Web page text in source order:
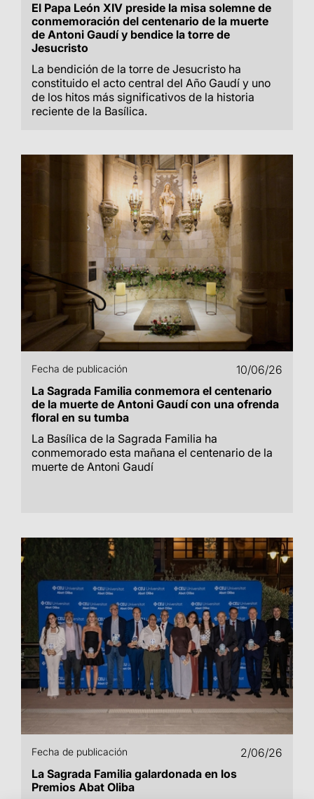
El Papa León XIV preside la misa solemne de
conmemoración del centenario de la muerte
de Antoni Gaudí y bendice la torre de
Jesucristo
La bendición de la torre de Jesucristo ha
constituido el acto central del Año Gaudí y uno
de los hitos más significativos de la historia
reciente de la Basílica.
Fecha de publicación
10/06/26
La Sagrada Familia conmemora el centenario
de la muerte de Antoni Gaudí con una ofrenda
floral en su tumba
La Basílica de la Sagrada Familia ha
conmemorado esta mañana el centenario de la
muerte de Antoni Gaudí
Fecha de publicación
2/06/26
La Sagrada Familia galardonada en los
Premios Abat Oliba